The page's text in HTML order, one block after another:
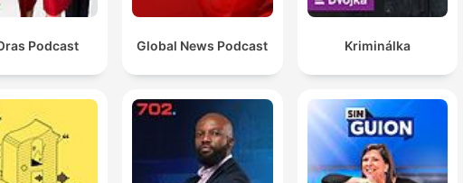
Podcast Global News Podcast Kriminálka